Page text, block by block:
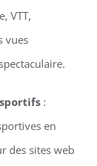
VTT,
vues
:
en
des sites web